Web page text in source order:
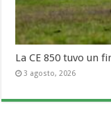
La CE 850 tuvo un
3 agosto, 2026